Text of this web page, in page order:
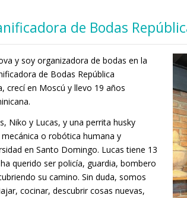
de Bodas
y soy organizadora de bodas en la
de Bodas República
crecí en Moscú y llevo 19 años
Niko y Lucas, y una perrita husky
o robótica humana y
en Santo Domingo. Lucas tiene 13
querido ser policía, guardia, bombero
su camino. Sin duda, somos
cocinar, descubrir cosas nuevas,